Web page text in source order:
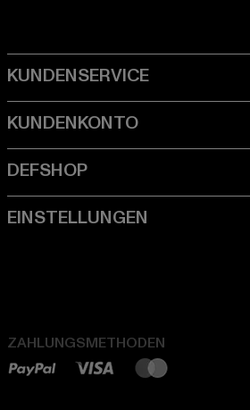
ZAHLUNGSMETHODEN